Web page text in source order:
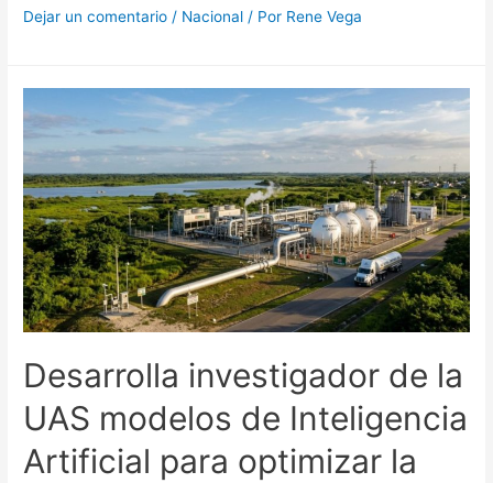
Dejar un comentario / Nacional / Por Rene Vega
Desarrolla investigador de la
UAS modelos de Inteligencia
Artificial para optimizar la